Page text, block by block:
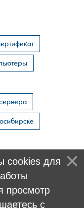
cookies для
просмотр
с